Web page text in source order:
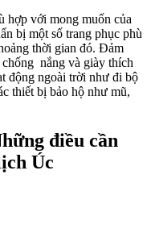
hợp với mong muốn của
bị một số trang phục phù
thời gian đó. Đảm
chống nắng và giày thích
động ngoài trời như đi bộ
thiết bị bảo hộ như mũ,
điều cần
Úc